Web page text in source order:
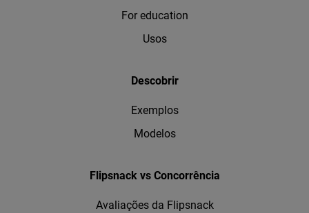
For education
Usos
Descobrir
Exemplos
Modelos
Flipsnack vs Concorrência
Avaliações da Flipsnack